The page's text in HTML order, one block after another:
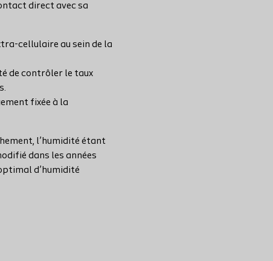
direct avec sa
cellulaire au sein de la
de contrôler le taux
fixée à la
l’humidité étant
dans les années
d’humidité